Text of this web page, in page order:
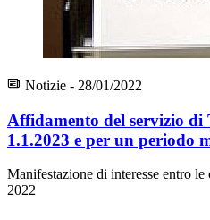
Notizie - 28/01/2022
Affidamento del servizio di
1.1.2023 e per un periodo
Manifestazione di interesse entro
2022